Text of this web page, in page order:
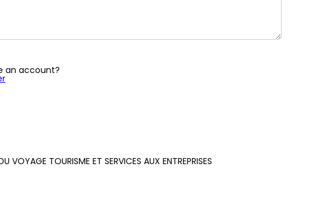
an account?
VOYAGE TOURISME ET SERVICES AUX ENTREPRISES